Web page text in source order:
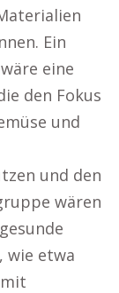
Ein
eine
den Fokus
und
und den
wären
wie etwa